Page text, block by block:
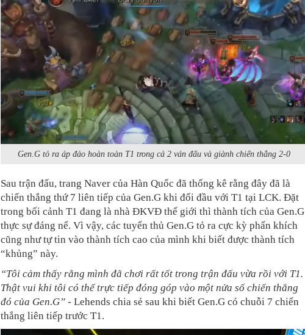
Gen.G tỏ ra áp đảo hoàn toàn T1 trong cả 2 ván đấu và giành chiến thắng 2-0
Sau trận đấu, trang Naver của Hàn Quốc đã thống kê rằng đây đã là
chiến thắng thứ 7 liên tiếp của Gen.G khi đối đầu với T1 tại LCK. Đặt
trong bối cảnh T1 đang là nhà ĐKVĐ thế giới thì thành tích của Gen.G
thực sự đáng nể. Vì vậy, các tuyển thủ Gen.G tỏ ra cực kỳ phấn khích
cũng như tự tin vào thành tích cao của mình khi biết được thành tích
“khủng” này.
“Tôi cảm thấy rằng mình đã chơi rất tốt trong trận đấu vừa rồi với T1.
Thật vui khi tôi có thể trực tiếp đóng góp vào một nửa số chiến thắng
đó của Gen.G” - Lehends chia sẻ sau khi biết Gen.G có chuỗi 7 chiến
thắng liên tiếp trước T1.